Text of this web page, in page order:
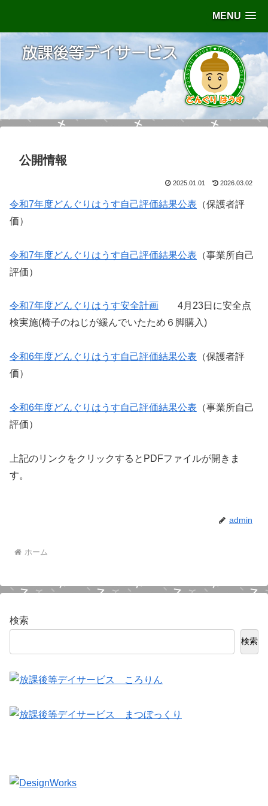
MENU
公開情報
2025.01.01 2026.03.02
令和7年度どんぐりはうす自己評価結果公表 （保護者評
価）
令和7年度どんぐりはうす自己評価結果公表 （事業所自己
評価）
令和7年度どんぐりはうす安全計画 4月23日に安全点
検実施(椅子のねじが緩んでいたため６脚購入)
令和6年度どんぐりはうす自己評価結果公表 （保護者評
価）
令和6年度どんぐりはうす自己評価結果公表 （事業所自己
評価）
上記のリンクをクリックするとPDFファイルが開きま
す。
admin
ホーム
検索
検索